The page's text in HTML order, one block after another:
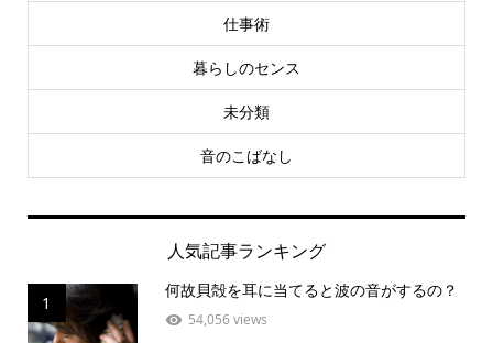
仕事術
暮らしのセンス
未分類
音のこばなし
人気記事ランキング
1
何故貝殻を耳に当てると波の音がするの？
54,056 views